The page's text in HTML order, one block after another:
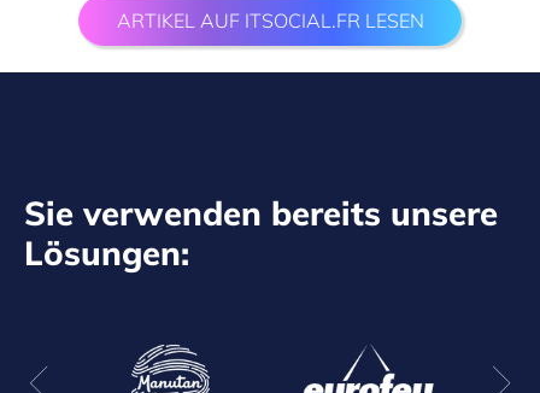
ARTIKEL AUF ITSOCIAL.FR LESEN
Sie verwenden bereits unsere
Lösungen: